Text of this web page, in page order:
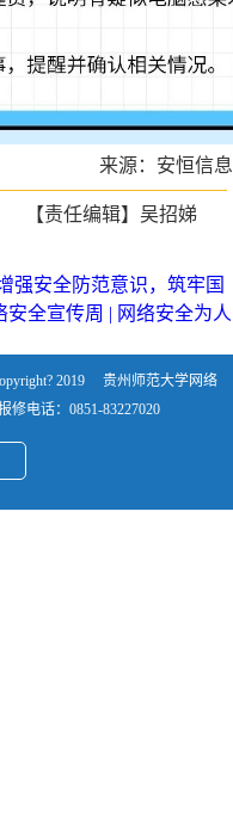
来源：安恒信息
【责任编辑】吴招娣
强安全防范意识，筑牢国
安全宣传周 | 网络安全为人
2019 贵州师范大学网络
电话：0851-83227020